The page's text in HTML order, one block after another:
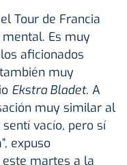
Tour de Francia
Es muy
aficionados
muy
Ekstra Bladet. A
muy similar al
vacío, pero sí
expuso
martes a la